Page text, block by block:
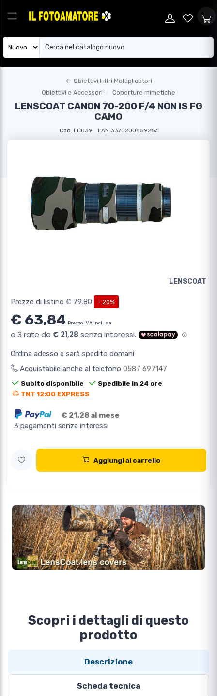
← Obiettivi Filtri Moltiplicatori
Obiettivi e Accessori
Coperture mimetiche
LENSCOAT CANON 70-200 F/4 NON IS FG
CAMO
Cod. LC039 EAN 3370200459267
LENSCOAT
Prezzo di listino € 79,80 - 20%
€ 63,84 Prezzo IVA inclusa
Ordina adesso e sarà spedito domani
Acquistabile anche al telefono 0587 697147
Subito disponibile
Spedibile in 24 ore
TNT 12:00 EXPRESS
€ 21,28 al mese
3 pagamenti senza interessi
Aggiungi al carrello
Scopri i dettagli di questo
prodotto
Descrizione
Scheda tecnica